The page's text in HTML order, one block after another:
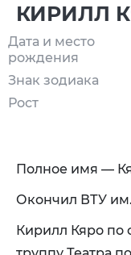
КИРИЛЛ
Дата и место
рождения
Знак зодиака
Рост
Полное имя —
Окончил ВТУ им.
Кирилл Кяро по